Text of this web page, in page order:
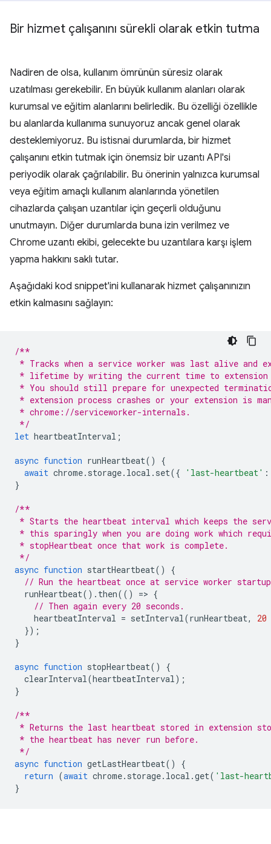
Bir hizmet çalışanını sürekli olarak etkin tutma
Nadiren de olsa, kullanım ömrünün süresiz olarak
uzatılması gerekebilir. En büyük kullanım alanları olarak
kurumsal ve eğitim alanlarını belirledik. Bu özelliği özellikle
bu alanlarda kullanıma sunuyoruz ancak genel olarak
desteklemiyoruz. Bu istisnai durumlarda, bir hizmet
çalışanını etkin tutmak için önemsiz bir uzantı API'si
periyodik olarak çağrılabilir. Bu önerinin yalnızca kurumsal
veya eğitim amaçlı kullanım alanlarında yönetilen
cihazlarda çalışan uzantılar için geçerli olduğunu
unutmayın. Diğer durumlarda buna izin verilmez ve
Chrome uzantı ekibi, gelecekte bu uzantılara karşı işlem
yapma hakkını saklı tutar.
Aşağıdaki kod snippet'ini kullanarak hizmet çalışanınızın
etkin kalmasını sağlayın:
/**
* Tracks when a service worker was last alive and
* lifetime by writing the current time to extension
* You should still prepare for unexpected
* extension process crashes or your extension is
* chrome://serviceworker-internals.
*/
let heartbeatInterval ;
async function runHeartbeat()
{
await chrome. storage. local . set({ 'last-heartbeat' :
}
/**
* Starts the heartbeat interval which keeps the
* this sparingly when you are doing work which
* stopHeartbeat once that work is complete.
*/
async function startHeartbeat()
{
// Run the heartbeat once at service worker
runHeartbeat(). then(() => {
// Then again every 20 seconds.
heartbeatInterval = setInterval(runHeartbeat,
20
});
}
async function stopHeartbeat()
{
clearInterval(heartbeatInterval);
}
/**
* Returns the last heartbeat stored in extension
* the heartbeat has never run before.
*/
async function getLastHeartbeat()
{
return (await chrome. storage. local .get( 'last-
}